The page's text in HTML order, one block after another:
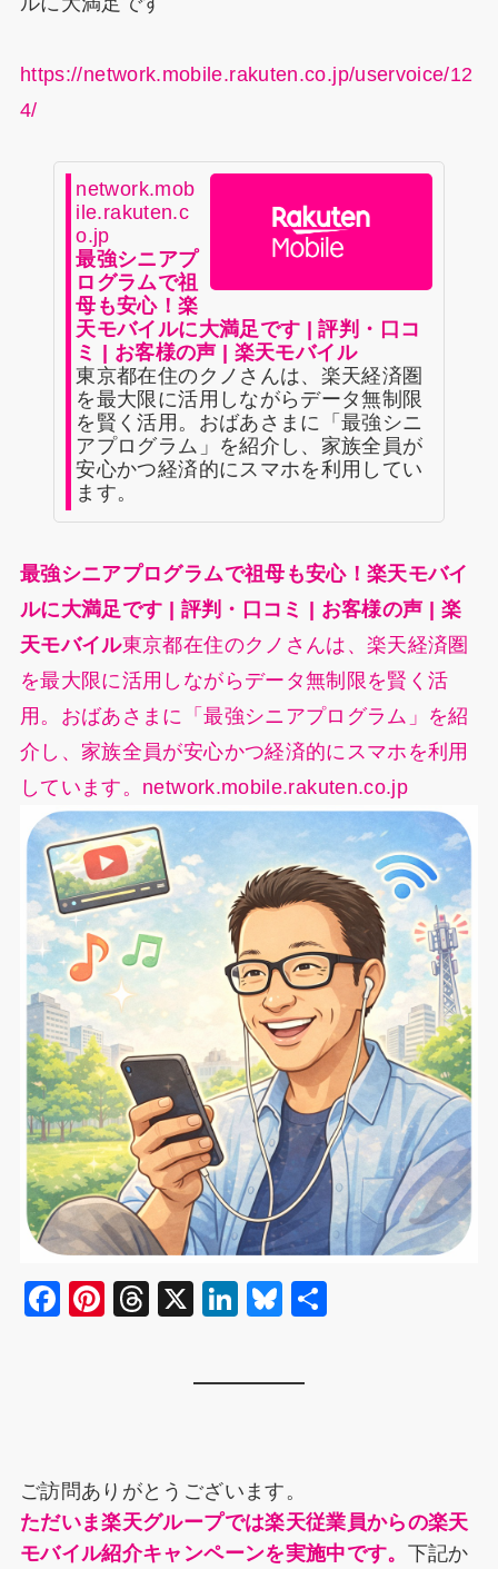
https://network.mobile.rakuten.co.jp/uservoice/12
4/
network.mob
ile.rakuten.c
o.jp
最強シニアプ
ログラムで祖
母も安心！楽
天モバイルに大満足です | 評判・口コ
ミ | お客様の声 | 楽天モバイル
東京都在住のクノさんは、楽天経済圏
を最大限に活用しながらデータ無制限
を賢く活用。おばあさまに「最強シニ
アプログラム」を紹介し、家族全員が
安心かつ経済的にスマホを利用してい
ます。
最強シニアプログラムで祖母も安心！楽天モバイ
ルに大満足です | 評判・口コミ | お客様の声 | 楽
天モバイル東京都在住のクノさんは、楽天経済圏
を最大限に活用しながらデータ無制限を賢く活
用。おばあさまに「最強シニアプログラム」を紹
介し、家族全員が安心かつ経済的にスマホを利用
しています。network.mobile.rakuten.co.jp
F
o
o
k
Pi
T
s
X
Li
n
Bl
y
ご訪問ありがとうございます。
ただいま楽天グループでは楽天従業員からの楽天
モバイル紹介キャンペーンを実施中です。 下記か